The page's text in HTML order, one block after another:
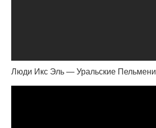
Люди Икс Эль — Уральские Пельмени